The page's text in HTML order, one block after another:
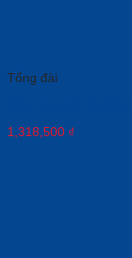
Tổng đài
1,318,500 ₫